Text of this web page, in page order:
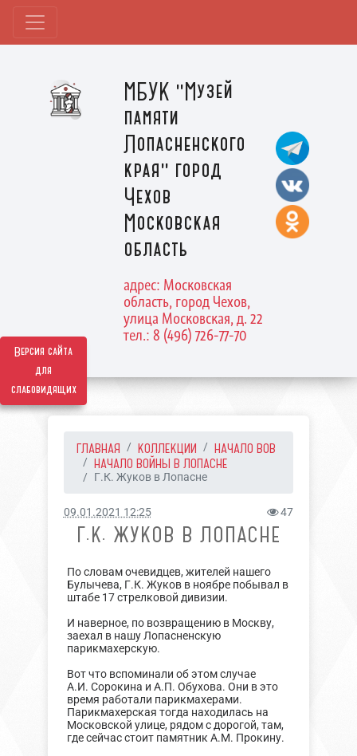
Версия сайта
для
слабовидящих
МБУК "Музей
памяти
Лопасненского
края" город
Чехов
Московская
область
адрес: Московская
область, город Чехов,
улица Московская, д. 22
тел.: 8 (496) 726-77-70
ГЛАВНАЯ КОЛЛЕКЦИИ
НАЧАЛО ВОВ
НАЧАЛО ВОЙНЫ В ЛОПАСНЕ
Г.К. Жуков в Лопасне
09.01.2021 12:25 47
Г.К. ЖУКОВ В ЛОПАСНЕ
По словам очевидцев, жителей нашего
Булычева, Г.К. Жуков в ноябре побывал в
штабе 17 стрелковой дивизии.
И наверное, по возвращению в Москву,
заехал в нашу Лопасненскую
парикмахерскую.
Вот что вспоминали об этом случае
А.И. Сорокина и А.П. Обухова. Они в это
время работали парикмахерами.
Парикмахерская тогда находилась на
Московской улице, рядом с дорогой, там,
где сейчас стоит памятник А.М. Прокину.